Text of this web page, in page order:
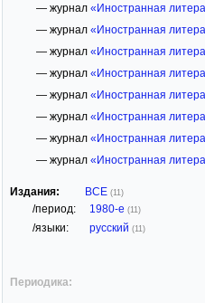
— журнал «Иностранная
— журнал «Иностранная
— журнал «Иностранная
— журнал «Иностранная
— журнал «Иностранная
— журнал «Иностранная
— журнал «Иностранная
— журнал «Иностранная
Издания: ВСЕ (11)
/период: 1980-е (11)
/языки: русский (11)
Периодика: